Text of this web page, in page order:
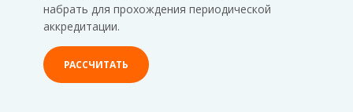
набрать для прохождения периодической
аккредитации.
РАССЧИТАТЬ